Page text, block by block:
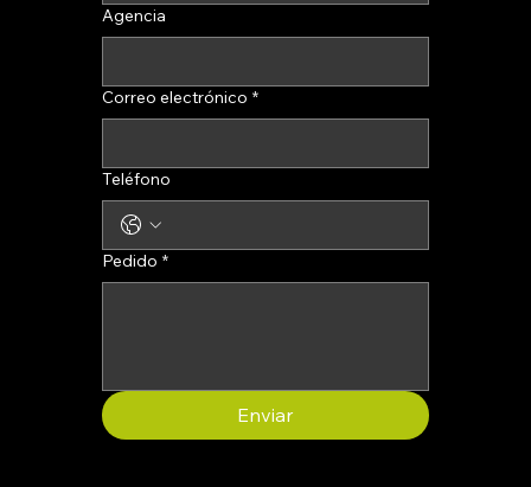
Agencia
Correo electrónico *
Teléfono
Pedido *
Enviar